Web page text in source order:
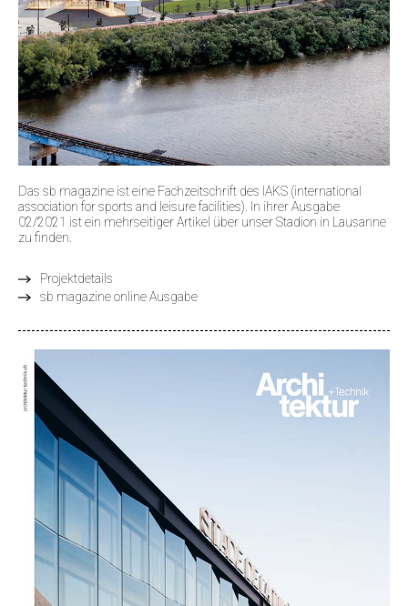
Das sb magazine ist eine Fachzeitschrift des IAKS (international
association for sports and leisure facilities). In ihrer Ausgabe
02/2021 ist ein mehrseitiger Artikel über unser Stadion in Lausanne
zu finden.
Projektdetails
sb magazine online Ausgabe